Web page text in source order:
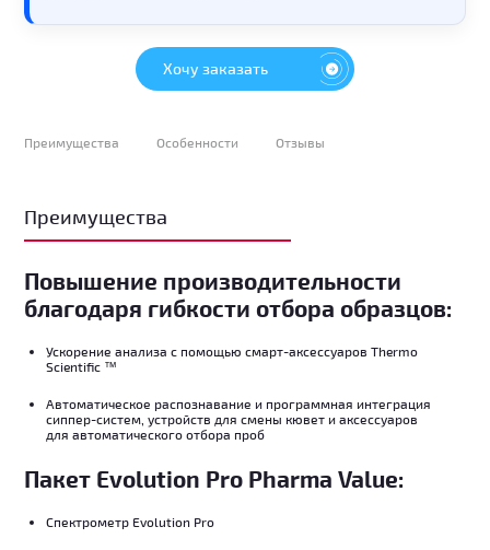
Хочу заказать
Преимущества Особенности Отзывы
Преимущества
Повышение производительности
благодаря гибкости отбора образцов:
Ускорение анализа с помощью смарт-аксессуаров Thermo
Scientific ™
Автоматическое распознавание и программная интеграция
сиппер-систем, устройств для смены кювет и аксессуаров
для автоматического отбора проб
Пакет Evolution Pro Pharma Value:
Спектрометр Evolution Pro